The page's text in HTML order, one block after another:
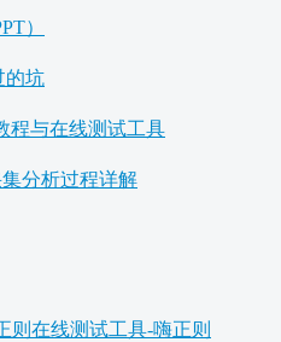
）
的坑
程与在线测试工具
分析过程详解
则在线测试工具-嗨正则